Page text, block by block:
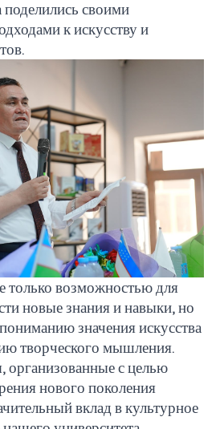
поделились своими
к искусству и
только возможностью для
новые знания и навыки, но
значения искусства
творческого мышления.
организованные с целью
нового поколения
вклад в культурное